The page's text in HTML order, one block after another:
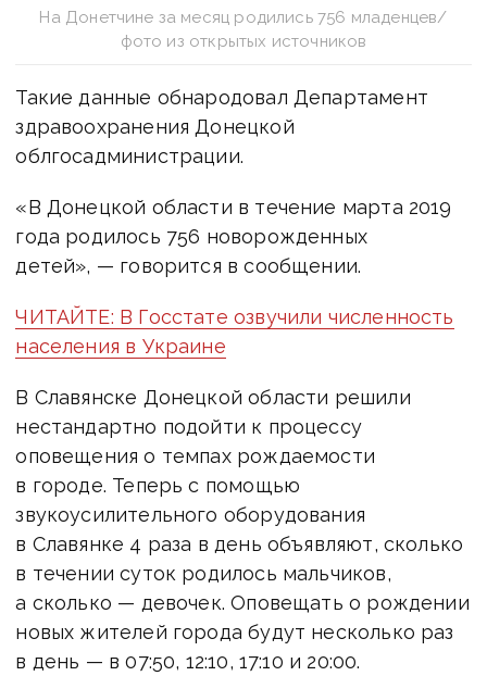
На Донетчине за месяц родились 756 младенцев/
фото из открытых источников
Такие данные обнародовал Департамент
здравоохранения Донецкой
облгосадминистрации.
«В Донецкой области в течение марта 2019
года родилось 756 новорожденных
детей», — говорится в сообщении.
ЧИТАЙТЕ: В Госстате озвучили численность
населения в Украине
В Славянске Донецкой области решили
нестандартно подойти к процессу
оповещения о темпах рождаемости
в городе. Теперь с помощью
звукоусилительного оборудования
в Славянке 4 раза в день объявляют, сколько
в течении суток родилось мальчиков,
а сколько — девочек. Оповещать о рождении
новых жителей города будут несколько раз
в день — в 07:50, 12:10, 17:10 и 20:00.